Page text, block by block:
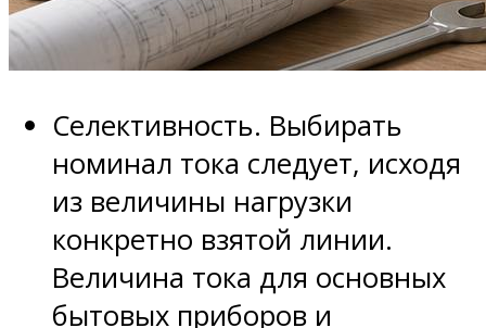
Селективность. Выбирать
номинал тока следует, исходя
из величины нагрузки
конкретно взятой линии.
Величина тока для основных
бытовых приборов и